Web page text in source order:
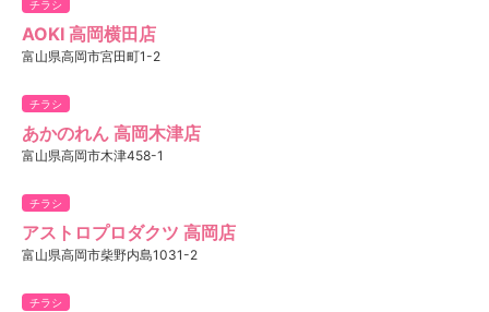
チラシ
AOKI 高岡横田店
富山県高岡市宮田町1-2
チラシ
あかのれん 高岡木津店
富山県高岡市木津458-1
チラシ
アストロプロダクツ 高岡店
富山県高岡市柴野内島1031-2
チラシ